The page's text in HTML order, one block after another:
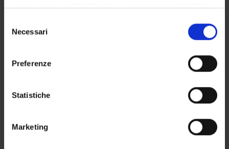
privacy sono applicabili solo su questa proprietà digitale
modificare o revocare il proprio consenso in qualsiasi
momento dalla Dichiarazione sui cookie o facendo clic
raccogliere informazioni sulla tua posizione
geografica, con un'approssimazione di qualche
Identificare il tuo dispositivo, scansionandolo
delNecessari
Preferenze
Statistiche
Marketing